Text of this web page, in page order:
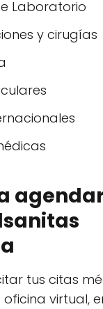
Laboratorio
y cirugías
tus citas
virtual,